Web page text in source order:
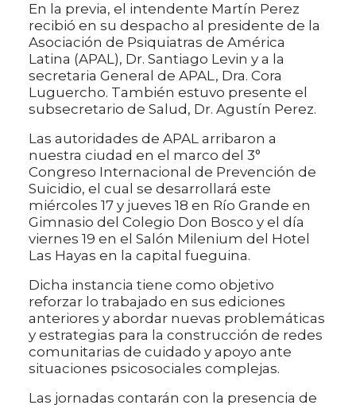
En la previa, el intendente Martín Perez
recibió en su despacho al presidente de la
Asociación de Psiquiatras de América
Latina (APAL), Dr. Santiago Levin y a la
secretaria General de APAL, Dra. Cora
Luguercho. También estuvo presente el
subsecretario de Salud, Dr. Agustín Perez.
Las autoridades de APAL arribaron a
nuestra ciudad en el marco del 3°
Congreso Internacional de Prevención de
Suicidio, el cual se desarrollará este
miércoles 17 y jueves 18 en Río Grande en
Gimnasio del Colegio Don Bosco y el día
viernes 19 en el Salón Milenium del Hotel
Las Hayas en la capital fueguina.
Dicha instancia tiene como objetivo
reforzar lo trabajado en sus ediciones
anteriores y abordar nuevas problemáticas
y estrategias para la construcción de redes
comunitarias de cuidado y apoyo ante
situaciones psicosociales complejas.
Las jornadas contarán con la presencia de